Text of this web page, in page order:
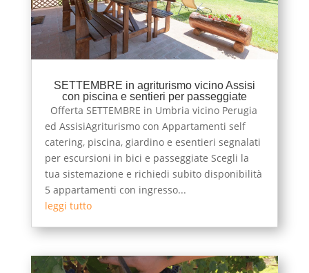
SETTEMBRE in agriturismo vicino Assisi
con piscina e sentieri per passeggiate
Offerta SETTEMBRE in Umbria vicino Perugia
ed AssisiAgriturismo con Appartamenti self
catering, piscina, giardino e esentieri segnalati
per escursioni in bici e passeggiate Scegli la
tua sistemazione e richiedi subito disponibilità
5 appartamenti con ingresso...
leggi tutto